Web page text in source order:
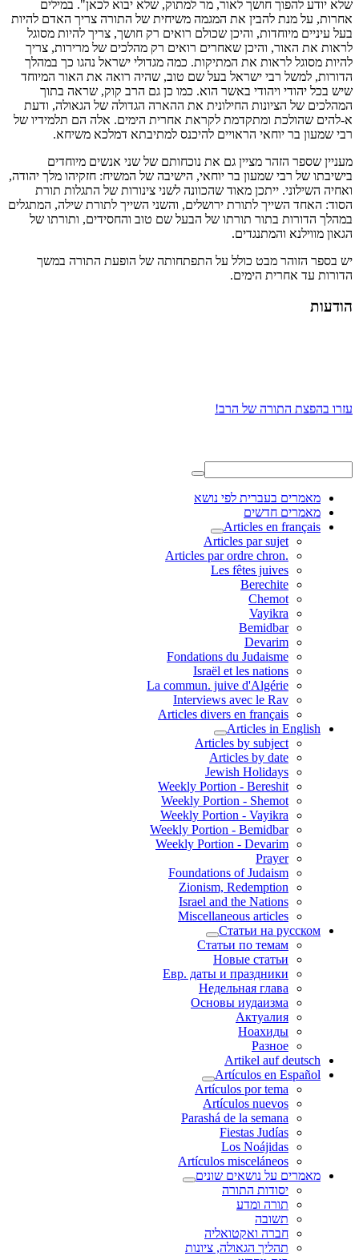
שלא יודע להפוך חושך לאור, מר למתוק, שלא יבוא לכאן". במילים
אחרות, על מנת להבין את המגמה משיחית של התורה צריך האדם להיות
בעל עיניים מיוחדות, והיכן שכולם רואים רק חושך, צריך להיות מסוגל
לראות את האור, והיכן שאחרים רואים רק מהלכים של מרירות, צריך
להיות מסוגל לראות את המתיקות. כמה מגדולי ישראל נהגו כך במהלך
הדורות, למשל רבי ישראל בעל שם טוב, שהיה רואה את האור המיוחד
שיש בכל יהודי ויהודי באשר הוא. כמו כן גם הרב קוק, שראה בתוך
המהלכים של הציונות החילונית את ההארה הגדולה של הגאולה, ודעת
א-להים שהולכת ומתקדמת לקראת אחרית הימים. אלה הם תלמידיו של
רבי שמעון בר יוחאי הראויים להיכנס למתיבתא דמלכא משיחא.
מעניין שספר הזהר מציין גם את נוכחותם של שני אנשים מיוחדים
בישיבתו של רבי שמעון בר יוחאי, הישיבה של המשיח: חזקיהו מלך יהודה,
ואחיה השילוני. ייתכן מאוד שהכוונה לשני צינורות של התגלות תורת
הסוד: האחד השייך לתורת ירושלים, והשני השייך לתורת שילה, המתגלים
במהלך הדורות בתור תורתו של הבעל שם טוב והחסידים, ותורתו של
הגאון מווילנא והמתנגדים.
יש בספר הזוהר מבט כולל על התפתחותה של הופעת התורה במשך
הדורות עד אחרית הימים.
הודעות
עזרו בהפצת התורה של הרב!
מאמרים בעברית לפי נושא
מאמרים חדשים
Articles en français
Articles par sujet
.Articles par ordre chron
Les fêtes juives
Berechite
Chemot
Vayikra
Bemidbar
Devarim
Fondations du Judaisme
Israël et les nations
La commun. juive d'Algérie
Interviews avec le Rav
Articles divers en français
Articles in English
Articles by subject
Articles by date
Jewish Holidays
Weekly Portion - Bereshit
Weekly Portion - Shemot
Weekly Portion - Vayikra
Weekly Portion - Bemidbar
Weekly Portion - Devarim
Prayer
Foundations of Judaism
Zionism, Redemption
Israel and the Nations
Miscellaneous articles
Статьи на русском
Статьи по темам
Новые статьи
Евр. даты и праздники
Недельная глава
Основы иудаизма
Актуалия
Ноахиды
Разное
Artikel auf deutsch
Artículos en Español
Artículos por tema
Artículos nuevos
Parashá de la semana
Fiestas Judías
Los Noájidas
Artículos misceláneos
מאמרים על נושאים שונים
יסודות התורה
תורה ומדע
תשובה
חברה ואקטואליה
תהליך הגאולה, ציונות